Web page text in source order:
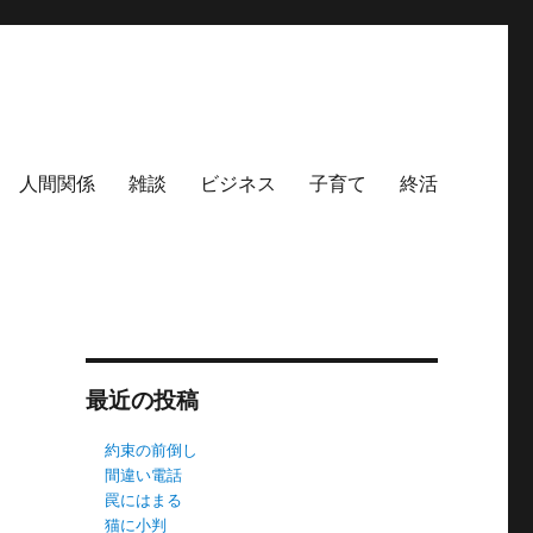
人間関係 雑談 ビジネス 子育て 終活
最近の投稿
約束の前倒し
間違い電話
罠にはまる
猫に小判